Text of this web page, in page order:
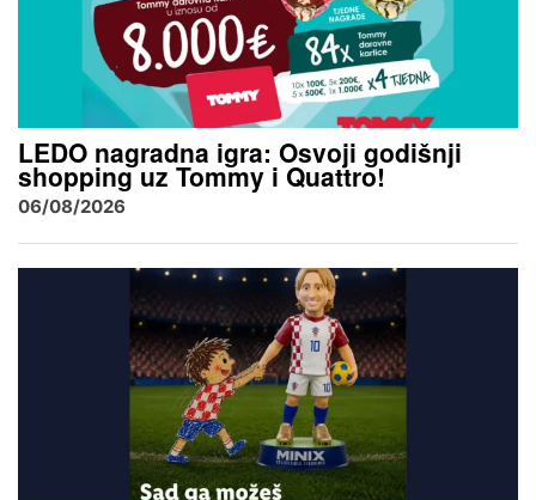
LEDO nagradna igra: Osvoji godišnji
shopping uz Tommy i Quattro!
06/08/2026